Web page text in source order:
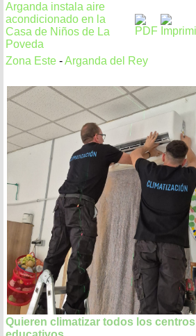
Arganda instala aire
acondicionado en la
Casa de Niños de La
Poveda
Zona Este -Arganda del Rey
Quieren climatizar todos los centros